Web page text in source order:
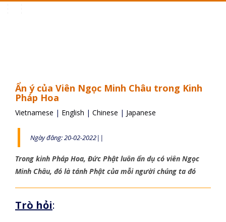
Ẩn ý của Viên Ngọc Minh Châu trong Kinh
Pháp Hoa
Vietnamese | English | Chinese | Japanese
Ngày đăng: 20-02-2022||
Trong kinh Pháp Hoa, Đức Phật luôn ẩn dụ có viên Ngọc
Minh Châu, đó là tánh Phật của mỗi người chúng ta đó
Trò hỏi: